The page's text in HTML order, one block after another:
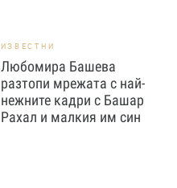
ИЗВЕСТНИ
Любомира Башева
разтопи мрежата с най-
нежните кадри с Башар
Рахал и малкия им син